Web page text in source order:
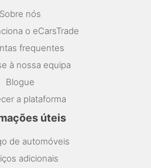
Sobre nós
o eCarsTrade
frequentes
à nossa equipa
Blogue
a plataforma
úteis
de automóveis
adicionais